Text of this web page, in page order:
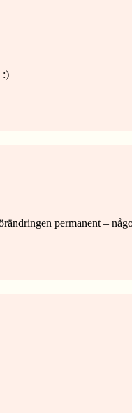
:)
permanent –